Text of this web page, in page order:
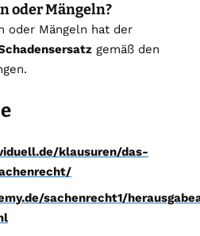
oder Mängeln?
oder Mängeln hat der
gemäß den
klausuren/das-
sachenrecht1/